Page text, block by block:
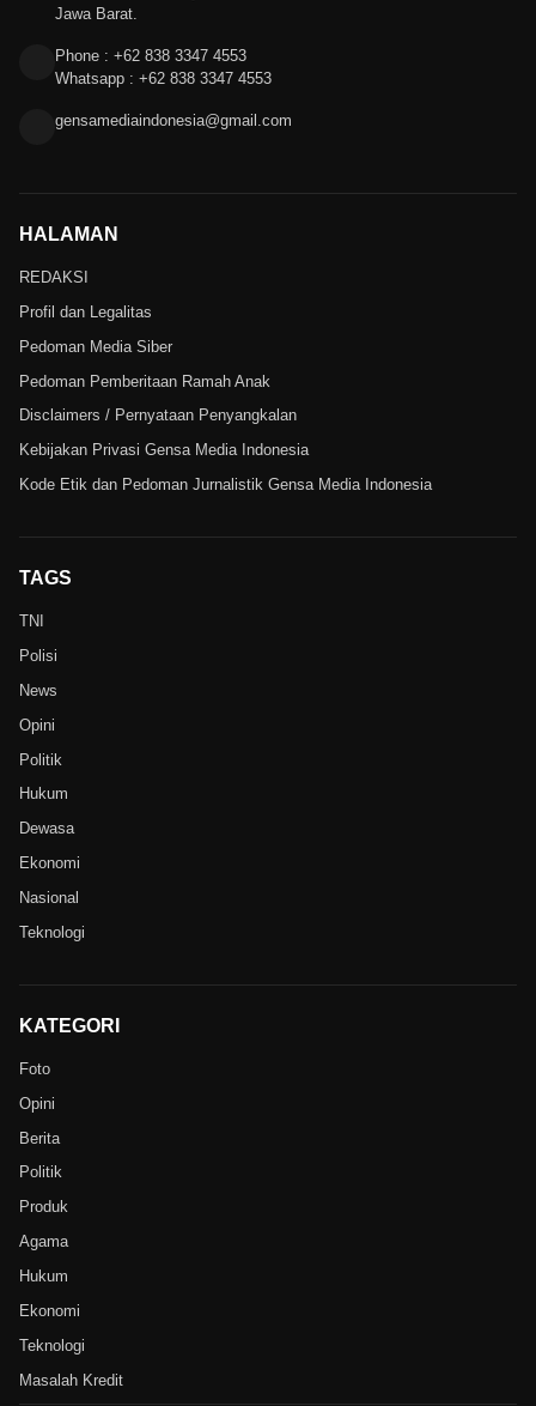
Jawa Barat.
Phone : +62 838 3347 4553
Whatsapp : +62 838 3347 4553
gensamediaindonesia@gmail.com
HALAMAN
REDAKSI
Profil dan Legalitas
Pedoman Media Siber
Pedoman Pemberitaan Ramah Anak
Disclaimers / Pernyataan Penyangkalan
Kebijakan Privasi Gensa Media Indonesia
Kode Etik dan Pedoman Jurnalistik Gensa Media Indonesia
TAGS
TNI
Polisi
News
Opini
Politik
Hukum
Dewasa
Ekonomi
Nasional
Teknologi
KATEGORI
Foto
Opini
Berita
Politik
Produk
Agama
Hukum
Ekonomi
Teknologi
Masalah Kredit